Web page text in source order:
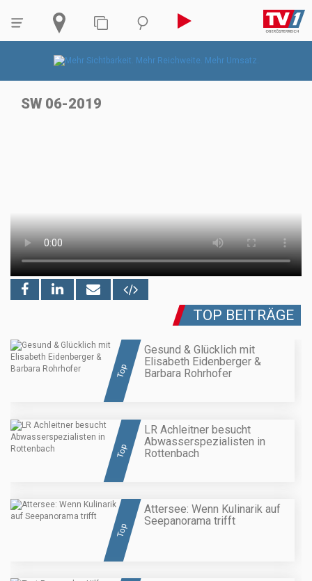
SW 06-2019
TOP BEITRÄGE
Top
Gesund & Glücklich mit
Elisabeth Eidenberger &
Barbara Rohrhofer
Top
LR Achleitner besucht
Abwasserspezialisten in
Rottenbach
Top
Attersee: Wenn Kulinarik auf
Seepanorama trifft